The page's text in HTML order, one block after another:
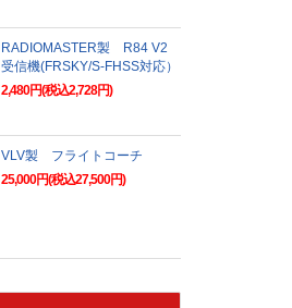
RADIOMASTER製 R84 V2
受信機(FRSKY/S-FHSS対応）
2,480円(税込2,728円)
VLV製 フライトコーチ
25,000円(税込27,500円)